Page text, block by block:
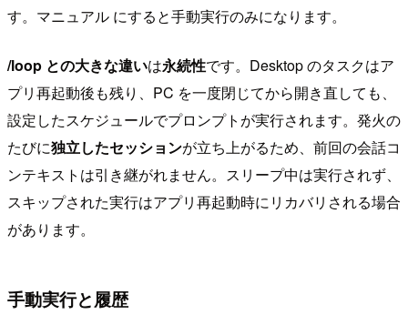
す。マニュアル にすると手動実行のみになります。
/loop との大きな違いは永続性です。Desktop のタスクはア
プリ再起動後も残り、PC を一度閉じてから開き直しても、
設定したスケジュールでプロンプトが実行されます。発火の
たびに独立したセッションが立ち上がるため、前回の会話コ
ンテキストは引き継がれません。スリープ中は実行されず、
スキップされた実行はアプリ再起動時にリカバリされる場合
があります。
手動実行と履歴